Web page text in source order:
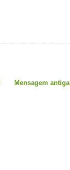
Mensagem antiga